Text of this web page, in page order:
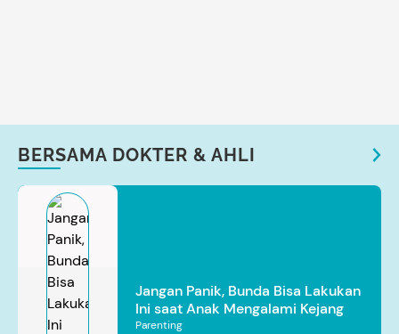
BERSAMA DOKTER & AHLI
Jangan Panik, Bunda Bisa Lakukan
Ini saat Anak Mengalami Kejang
Parenting